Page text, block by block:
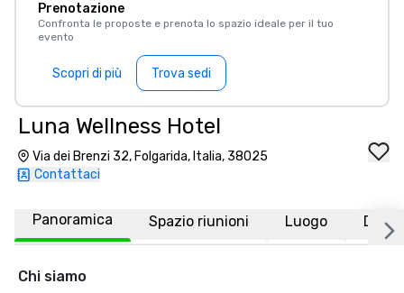
Prenotazione
Confronta le proposte e prenota lo spazio ideale per il tuo
evento
Scopri di più Trova sedi
Luna Wellness Hotel
Via dei Brenzi 32, Folgarida, Italia, 38025
Contattaci
Panoramica Spazio riunioni Luogo
Chi siamo